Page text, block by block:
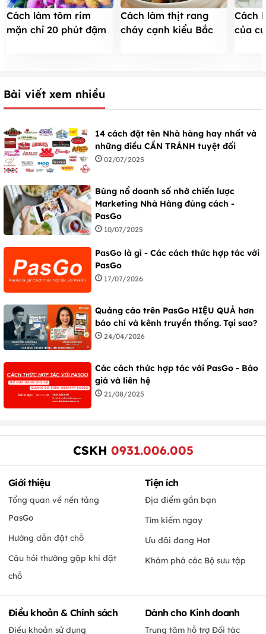
Cách làm tôm rim
mặn chỉ 20 phút đậm
Cách làm thịt rang
cháy cạnh kiểu Bắc
Cách
của
Bài viết xem nhiều
14 cách đặt tên Nhà hàng hay nhất và
những điều CẦN TRÁNH tuyệt đối
02/07/2025
Bùng nổ doanh số nhờ chiến lược
Marketing Nhà Hàng đúng cách -
PasGo
10/07/2025
PasGo là gì - Các cách thức hợp tác với
PasGo
17/07/2026
Quảng cáo trên PasGo HIỆU QUẢ hơn
báo chí và kênh truyền thống. Tại sao?
24/04/2026
Các cách thức hợp tác với PasGo - Báo
giá và liên hệ
21/08/2025
CSKH 0931.006.005
Giới thiệu
Tổng quan về nền tảng
PasGo
Hướng dẫn đặt chỗ
Câu hỏi thường gặp khi đặt
chỗ
Tiện ích
Địa điểm gần bạn
Tìm kiếm ngay
Ưu đãi đang Hot
Khám phá các Bộ sưu tập
Điều khoản & Chính sách
Điều khoản sử dụng
Dành cho Kinh doanh
Trung tâm hỗ trợ Đối tác